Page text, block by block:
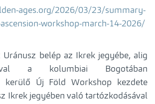
ages.org/2026/03/23/summary-
workshop-march-14-2026/
Uránusz belép az Ikrek jegyébe, alig
a kolumbiai Bogotában
kerülő Új Föld Workshop kezdete
Ikrek jegyében való tartózkodásával